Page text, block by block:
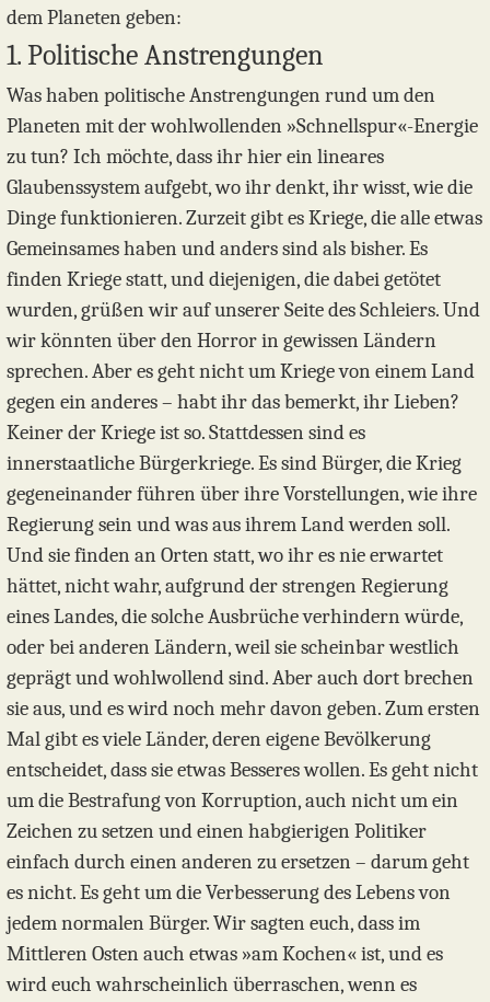
dem Planeten geben:
1. Politische Anstrengungen
Was haben politische Anstrengungen rund um den
Planeten mit der wohlwollenden »Schnellspur«-Energie
zu tun? Ich möchte, dass ihr hier ein lineares
Glaubenssystem aufgebt, wo ihr denkt, ihr wisst, wie die
Dinge funktionieren. Zurzeit gibt es Kriege, die alle etwas
Gemeinsames haben und anders sind als bisher. Es
finden Kriege statt, und diejenigen, die dabei getötet
wurden, grüßen wir auf unserer Seite des Schleiers. Und
wir könnten über den Horror in gewissen Ländern
sprechen. Aber es geht nicht um Kriege von einem Land
gegen ein anderes – habt ihr das bemerkt, ihr Lieben?
Keiner der Kriege ist so. Stattdessen sind es
innerstaatliche Bürgerkriege. Es sind Bürger, die Krieg
gegeneinander führen über ihre Vorstellungen, wie ihre
Regierung sein und was aus ihrem Land werden soll.
Und sie finden an Orten statt, wo ihr es nie erwartet
hättet, nicht wahr, aufgrund der strengen Regierung
eines Landes, die solche Ausbrüche verhindern würde,
oder bei anderen Ländern, weil sie scheinbar westlich
geprägt und wohlwollend sind. Aber auch dort brechen
sie aus, und es wird noch mehr davon geben. Zum ersten
Mal gibt es viele Länder, deren eigene Bevölkerung
entscheidet, dass sie etwas Besseres wollen. Es geht nicht
um die Bestrafung von Korruption, auch nicht um ein
Zeichen zu setzen und einen habgierigen Politiker
einfach durch einen anderen zu ersetzen – darum geht
es nicht. Es geht um die Verbesserung des Lebens von
jedem normalen Bürger. Wir sagten euch, dass im
Mittleren Osten auch etwas »am Kochen« ist, und es
wird euch wahrscheinlich überraschen, wenn es